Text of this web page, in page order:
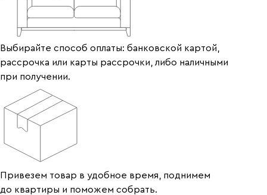
Выбирайте способ оплаты: банковской картой,
рассрочка или карты рассрочки, либо наличными
при получении.
Привезем товар в удобное время, поднимем
до квартиры и поможем собрать.